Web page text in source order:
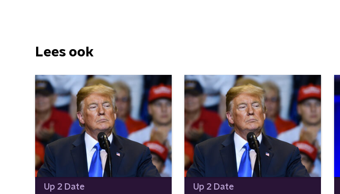
Lees ook
Up 2 Date
Up 2 Date